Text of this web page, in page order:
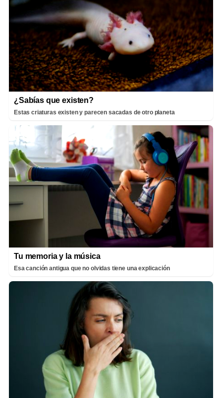
¿Sabías que existen?
Estas criaturas existen y parecen sacadas de otro planeta
Tu memoria y la música
Esa canción antigua que no olvidas tiene una explicación